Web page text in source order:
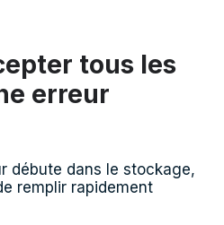
tous les
erreur
débute dans le stockage,
remplir rapidement